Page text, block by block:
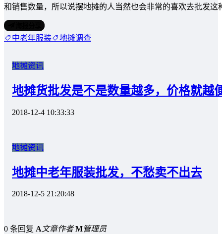
和销售数量，所以说摆地摊的人当然也会非常的喜欢去批发这
中老年服装 地摊调查
地摊资讯
地摊货批发是不是数量越多，价格就越
2018-12-4 10:33:33
地摊资讯
地摊中老年服装批发，不愁卖不出去
2018-12-5 21:20:48
0 条回复 A文章作者 M管理员